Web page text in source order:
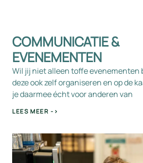
COMMUNICATIE &
EVENEMENTEN
Wil jij niet alleen toffe evenementen
deze ook zelf organiseren en op de
je daarmee écht voor anderen van
LEES MEER ->